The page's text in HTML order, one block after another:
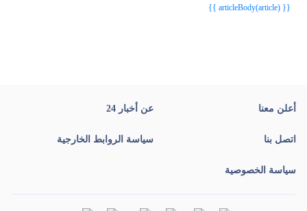
{{ articleBody(article) }}
أعلن معنا عن أخبار 24
اتصل بنا سياسة الروابط الخارجية
سياسة الخصوصية